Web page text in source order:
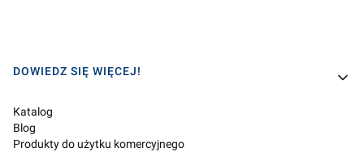
Linki w stopce
DOWIEDZ SIĘ WIĘCEJ!
Katalog
Blog
Produkty do użytku komercyjnego